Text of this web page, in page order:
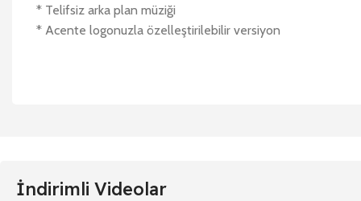
* Telifsiz arka plan müziği
* Acente logonuzla özelleştirilebilir versiyon
İndirimli Videolar